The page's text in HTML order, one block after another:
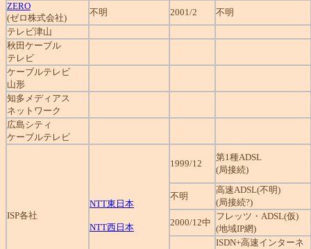
ZERO
(ゼロ株式会社)
不明 2001/2
不明
テレビ津山
秋田ケーブル
テレビ
ケーブルテレビ
山形
知多メディアス
ネットワーク
広島シティ
ケーブルテレビ
ISP各社
NTT東日本
NTT西日本
1999/12
第1種ADSL
(局接続)
不明
高速ADSL(不明)
(局接続?)
2000/12中
フレッツ・ADSL(仮)
(地域IP網)
ISDN+高速インターネ